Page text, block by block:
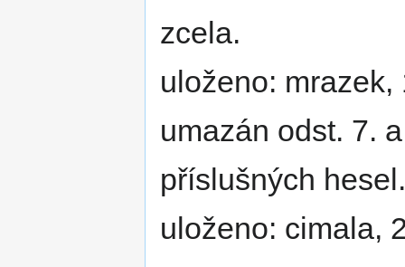
zcela.
uloženo: mrazek,
umazán odst. 7.
příslušných hesel.
uloženo: cimala,